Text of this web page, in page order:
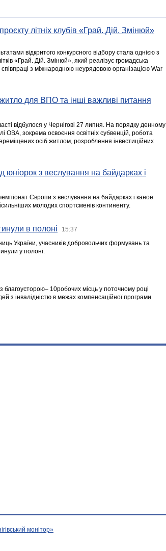
літніх клубів «Грай. Дій. Змінюй»
відкритого конкурсного відбору стала однією з
«Грай. Дій. Змінюй», який реалізує громадська
з міжнародною неурядовою організацією War
житло для ВПО та інші важливі питання
відбулося у Чернігові 27 липня. На порядку денному
ОВА, зокрема освоєння освітніх субвенцій, робота
осіб житлом, розроблення інвестиційних
з веслування на байдарках і
Європи з веслування на байдарках і каное
молодих спортсменів континенту.
в полоні 15:37
України, учасників добровольчих формувань та
у полоні.
благоусторою– 10робочих місць у поточному році
з інвалідністю в межах компенсаційної програми
монітор»